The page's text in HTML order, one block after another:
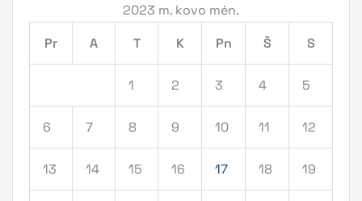
2023 m. kovo mėn.
Pr
A T K Pn Š S
1 2 3 4 5
6 7 8 9 10 11 12
13 14 15 16 17 18 19